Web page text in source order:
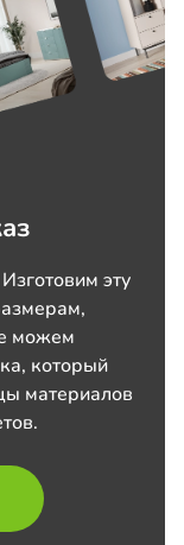
эту
можем
который
материалов